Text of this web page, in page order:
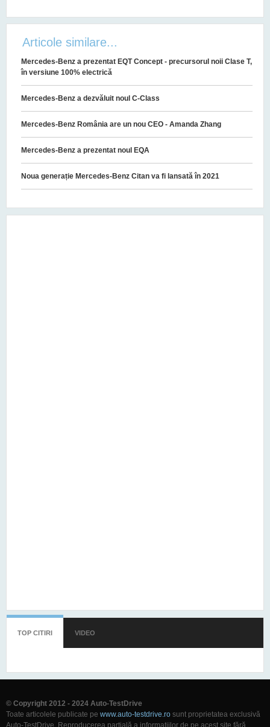
Articole similare...
Mercedes-Benz a prezentat EQT Concept - precursorul noii Clase T,
în versiune 100% electrică
Mercedes-Benz a dezvăluit noul C-Class
Mercedes-Benz România are un nou CEO - Amanda Zhang
Mercedes-Benz a prezentat noul EQA
Noua generație Mercedes-Benz Citan va fi lansată în 2021
TOP CITIRI (TAB ACTIV)
VIDEO
© Copyright 2012 - 2024 Auto-TestDrive
Toate articolele publicate pe www.auto-testdrive.ro sunt proprietatea exclusivă